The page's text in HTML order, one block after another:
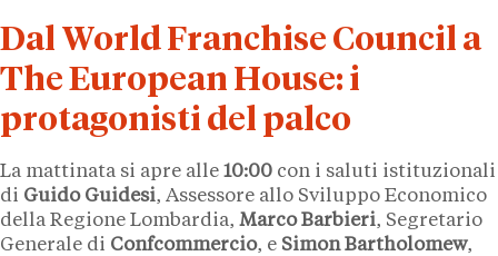
Dal World Franchise Council a
The European House: i
protagonisti del palco
La mattinata si apre alle 10:00 con i saluti istituzionali
di Guido Guidesi, Assessore allo Sviluppo Economico
della Regione Lombardia, Marco Barbieri, Segretario
Generale di Confcommercio, e Simon Bartholomew,